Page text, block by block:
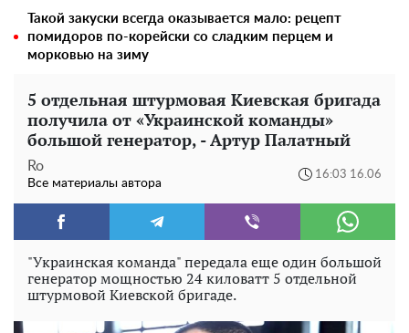
Такой закуски всегда оказывается мало: рецепт
помидоров по-корейски со сладким перцем и
морковью на зиму
5 отдельная штурмовая Киевская бригада
получила от «Украинской команды»
большой генератор, - Артур Палатный
Ro
Все материалы автора
16:03 16.06
"Украинская команда" передала еще один большой
генератор мощностью 24 киловатт 5 отдельной
штурмовой Киевской бригаде.